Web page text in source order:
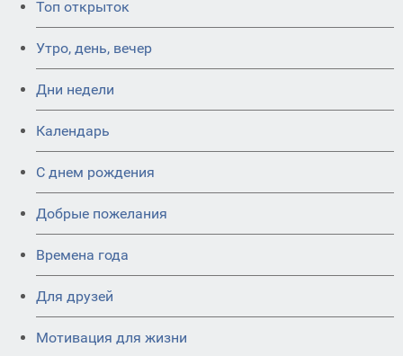
Топ открыток
Утро, день, вечер
Дни недели
Календарь
C днем рождения
Добрые пожелания
Времена года
Для друзей
Мотивация для жизни